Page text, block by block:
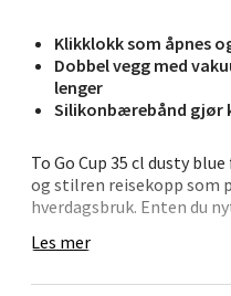
Klikklokk som åpnes
Dobbel vegg med
lenger
Silikonbærebånd gjør
To Go Cup 35 cl dusty
og stilren reisekopp som
hverdagsbruk. Enten du
sørger den isolerende
Les mer
0 i butikk
Orkanger -
Thon Senter